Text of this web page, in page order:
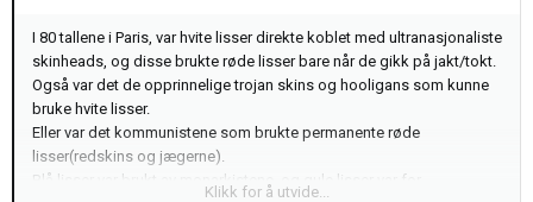
I 80 tallene i Paris, var hvite lisser direkte koblet med ultranasjonaliste
skinheads, og disse brukte røde lisser bare når de gikk på jakt/tokt.
Også var det de opprinnelige trojan skins og hooligans som kunne
bruke hvite lisser.
Eller var det kommunistene som brukte permanente røde
lisser(redskins og jægerne).
Blå lisser var brukt av monarkistene, og gule lisser var for
Klikk for å utvide...